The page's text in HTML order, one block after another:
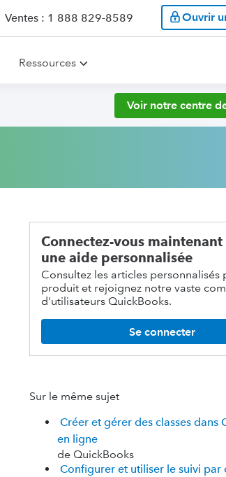
Ventes : 1 888 829-8589 Ouvrir
Ressources
Voir notre centre
Connectez-vous
une aide personnalisée
Consultez les articles personnalisés
produit et rejoignez notre vaste
d'utilisateurs QuickBooks.
Se connecter
Sur le même sujet
Créer et gérer des classes dans
en ligne
de QuickBooks
Configurer et utiliser le suivi par